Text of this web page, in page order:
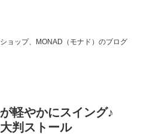
ョップ、MONAD（モナド）のブログ
軽やかにスイング♪
判ストール